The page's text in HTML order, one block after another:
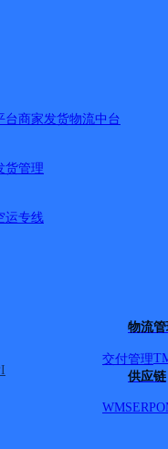
台商家发货物流中台
货管理
运专线
物流
交付管理
供应链
WMSERP
地区-塔城市
心11号楼101-102（华宝